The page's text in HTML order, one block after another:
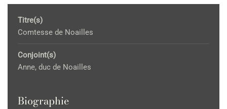
Titre(s)
Comtesse de Noailles
Conjoint(s)
Anne, duc de Noailles
Biographie